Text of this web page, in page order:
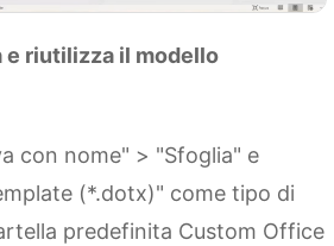
e riutilizza il modello
con nome" > "Sfoglia" e
(*.dotx)" come tipo di
predefinita Custom Office